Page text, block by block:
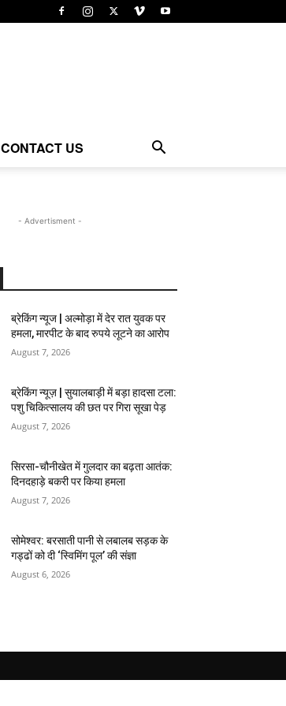
CONTACT US
- Advertisment -
ब्रेकिंग न्यूज | अल्मोड़ा में देर रात युवक पर
हमला, मारपीट के बाद रुपये लूटने का आरोप
August 7, 2026
ब्रेकिंग न्यूज़ | सुयालबाड़ी में बड़ा हादसा टला:
पशु चिकित्सालय की छत पर गिरा सूखा पेड़
August 7, 2026
सिरसा-चौनीखेत में गुलदार का बढ़ता आतंक:
दिनदहाड़े बकरी पर किया हमला
August 7, 2026
सोमेश्वर: बरसाती पानी से लबालब सड़क के
गड्ढों को दी ‘स्विमिंग पूल’ की संज्ञा
August 6, 2026